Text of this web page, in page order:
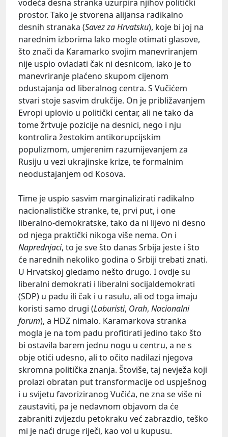
vodeća desna stranka uzurpira njihov politički
prostor. Tako je stvorena alijansa radikalno
desnih stranaka (Savez za Hrvatsku), koje bi joj na
narednim izborima lako mogle otimati glasove,
što znači da Karamarko svojim manevriranjem
nije uspio ovladati čak ni desnicom, iako je to
manevriranje plaćeno skupom cijenom
odustajanja od liberalnog centra. S Vučićem
stvari stoje sasvim drukčije. On je približavanjem
Evropi uplovio u politički centar, ali ne tako da
tome žrtvuje pozicije na desnici, nego i nju
kontrolira žestokim antikorupcijskim
populizmom, umjerenim razumijevanjem za
Rusiju u vezi ukrajinske krize, te formalnim
neodustajanjem od Kosova.
Time je uspio sasvim marginalizirati radikalno
nacionalističke stranke, te, prvi put, i one
liberalno-demokratske, tako da ni lijevo ni desno
od njega praktički nikoga više nema. On i
Naprednjaci, to je sve što danas Srbija jeste i što
će narednih nekoliko godina o Srbiji trebati znati.
U Hrvatskoj gledamo nešto drugo. I ovdje su
liberalni demokrati i liberalni socijaldemokrati
(SDP) u padu ili čak i u rasulu, ali od toga imaju
koristi samo drugi (Laburisti, Orah, Nacionalni
forum), a HDZ nimalo. Karamarkova stranka
mogla je na tom padu profitirati jedino tako što
bi ostavila barem jednu nogu u centru, a ne s
obje otići udesno, ali to očito nadilazi njegova
skromna politička znanja. Štoviše, taj nevježa koji
prolazi obratan put transformacije od uspješnog
i u svijetu favoriziranog Vučića, ne zna se više ni
zaustaviti, pa je nedavnom objavom da će
zabraniti zvijezdu petokraku već zabrazdio, teško
mi je naći druge riječi, kao vol u kupusu.